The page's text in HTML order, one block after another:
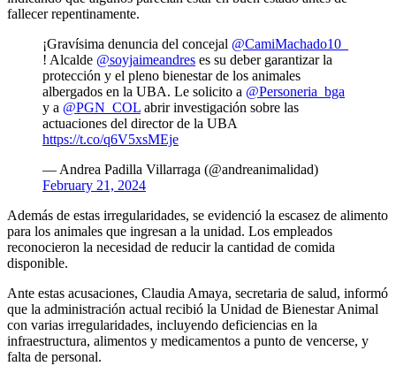
fallecer repentinamente.
¡Gravísima denuncia del concejal @CamiMachado10_
! Alcalde @soyjaimeandres es su deber garantizar la
protección y el pleno bienestar de los animales
albergados en la UBA. Le solicito a @Personeria_bga
y a @PGN_COL abrir investigación sobre las
actuaciones del director de la UBA
https://t.co/q6V5xsMEje
— Andrea Padilla Villarraga (@andreanimalidad)
February 21, 2024
Además de estas irregularidades, se evidenció la escasez de alimento
para los animales que ingresan a la unidad. Los empleados
reconocieron la necesidad de reducir la cantidad de comida
disponible.
Ante estas acusaciones, Claudia Amaya, secretaria de salud, informó
que la administración actual recibió la Unidad de Bienestar Animal
con varias irregularidades, incluyendo deficiencias en la
infraestructura, alimentos y medicamentos a punto de vencerse, y
falta de personal.